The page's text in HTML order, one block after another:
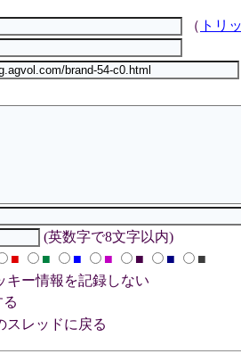
（ トリ
(英数字で8文字以内)
■ ■ ■ ■ ■ ■
■
キー情報を記録しない
スレッドに戻る